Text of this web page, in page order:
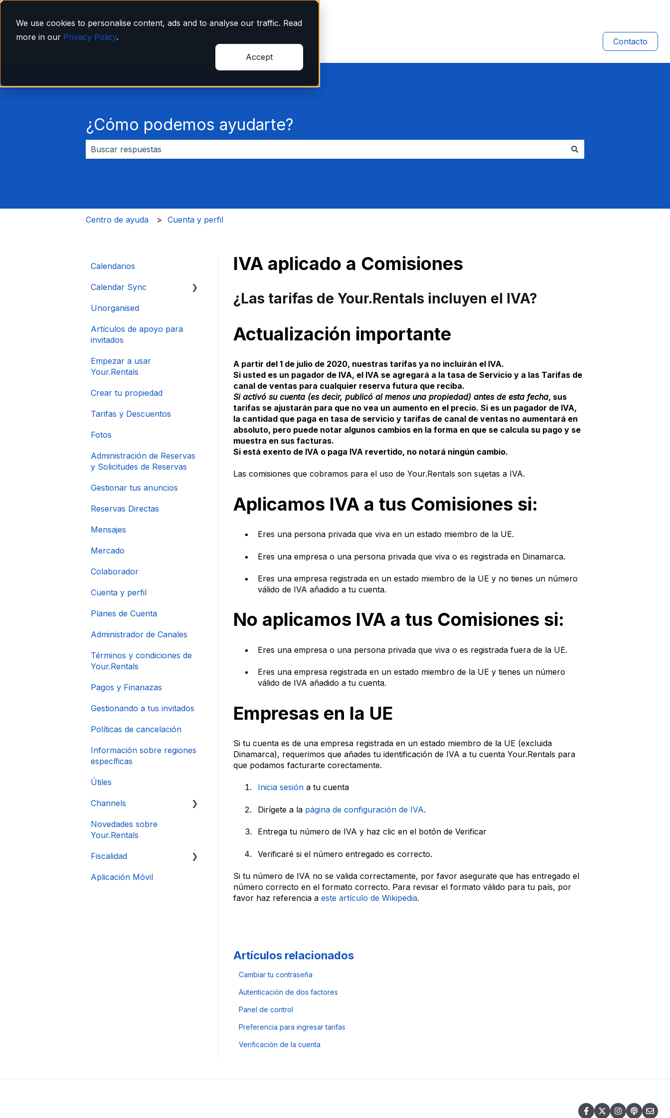
We use cookies to personalise content, ads and to analyse our traffic. Read
more in our Privacy Policy.
Accept
Contacto
¿Cómo podemos ayudarte?
Centro de ayuda Cuenta y perfil
IVA aplicado a Comisiones
¿Las tarifas de Your.Rentals incluyen el IVA?
Actualización importante
A partir del 1 de julio de 2020, nuestras tarifas ya no incluirán el IVA.
Si usted es un pagador de IVA, el IVA se agregará a la tasa de Servicio y a las Tarifas de
canal de ventas para cualquier reserva futura que reciba.
Si activó su cuenta (es decir, publicó al menos una propiedad) antes de esta fecha, sus
tarifas se ajustarán para que no vea un aumento en el precio. Si es un pagador de IVA,
la cantidad que paga en tasa de servicio y tarifas de canal de ventas no aumentará en
absoluto, pero puede notar algunos cambios en la forma en que se calcula su pago y se
muestra en sus facturas.
Si está exento de IVA o paga IVA revertido, no notará ningún cambio.
Las comisiones que cobramos para el uso de Your.Rentals son sujetas a IVA.
Aplicamos IVA a tus Comisiones si:
Eres una persona privada que viva en un estado miembro de la UE.
Eres una empresa o una persona privada que viva o es registrada en Dinamarca.
Eres una empresa registrada en un estado miembro de la UE y no tienes un número
válido de IVA añadido a tu cuenta.
No aplicamos IVA a tus Comisiones si:
Eres una empresa o una persona privada que viva o es registrada fuera de la UE.
Eres una empresa registrada en un estado miembro de la UE y tienes un número
válido de IVA añadido a tu cuenta.
Empresas en la UE
Si tu cuenta es de una empresa registrada en un estado miembro de la UE (excluida
Dinamarca), requerimos que añades tu identificación de IVA a tu cuenta Your.Rentals para
que podamos facturarte corectamente.
Inicia sesióna tu cuenta
Dirígete a la página de configuración de IVA.
Entrega tu número de IVA y haz clic en el botón de Verificar
Verificaré si el número entregado es correcto.
Si tu número de IVA no se valida correctamente, por favor asegurate que has entregado el
número correcto en el formato correcto. Para revisar el formato válido para tu país, por
favor haz referencia a este artículo de Wikipedia.
Artículos relacionados
Cambiar tu contraseña
Autenticación de dos factores
Panel de control
Preferencia para ingresar tarifas
Verificación de la cuenta
Calendarios
Calendar Sync
Importación de
Unorganised
Artículos de apoyo para
invitados
Empezar a usar
Your.Rentals
Crear tu propiedad
Tarifas y Descuentos
Fotos
Administración de Reservas
y Solicitudes de Reservas
Gestionar tus anuncios
Reservas Directas
Mensajes
Mercado
Colaborador
Cuenta y perfil
Planes de Cuenta
Administrador de Canales
Términos y condiciones de
Your.Rentals
Pagos y Finanazas
Gestionando a tus invitados
Políticas de cancelación
Información sobre regiones
específicas
Útiles
Channels
Conexión de Cuenta
Novedades sobre
Your.Rentals
Fiscalidad
DAC 7
Aplicación Móvil